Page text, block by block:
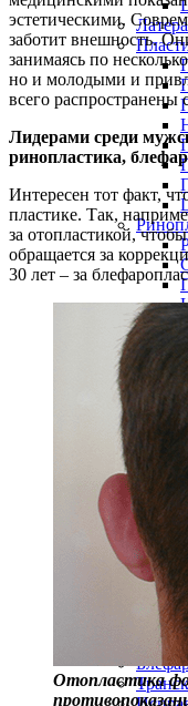
Грудь
Фото
эстетическими.
заботит внешность.
занимаясь по
но и молодыми и
всего
Лидерами среди
ринопластика,
Интересен тот факт,
пластике. Так,
за отопластикой,
обращается за
30 лет – за
Отопластика